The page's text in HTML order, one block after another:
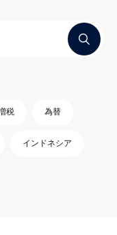
税 為替
インドネシア